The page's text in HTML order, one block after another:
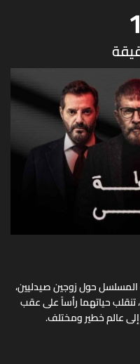
حول زوجين صيدليين،
حياتهما رأساً على عقب
عالم خطير ومختلف.